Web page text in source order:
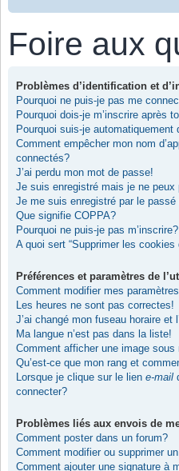
Foire aux
Problèmes d’identification et
Pourquoi ne puis-je pas me
Pourquoi dois-je m’inscrire après
Pourquoi suis-je automatiquement
Comment empêcher mon nom
connectés?
J’ai perdu mon mot de passe!
Je suis enregistré mais je ne peux
Je me suis enregistré par le
Que signifie COPPA?
Pourquoi ne puis-je pas m’inscrire?
A quoi sert “Supprimer les cookies
Préférences et paramètres de
Comment modifier mes
Les heures ne sont pas correctes!
J’ai changé mon fuseau horaire et
Ma langue n’est pas dans la liste!
Comment afficher une image sous
Qu’est-ce que mon rang et
Lorsque je clique sur le lien e-mail
connecter?
Problèmes liés aux envois de
Comment poster dans un forum?
Comment modifier ou supprimer
Comment ajouter une signature à